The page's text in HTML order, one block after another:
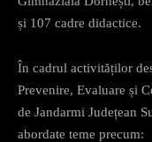
și 107 cadre didactice.
În cadrul activităților
Prevenire, Evaluare și
de Jandarmi Județean
abordate teme precum: